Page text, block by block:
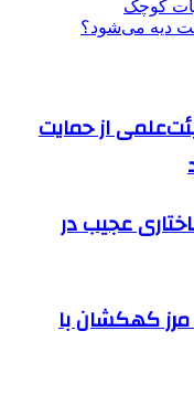
کوچک
دیه می‌شود؟
از حمایت
عجیب در
کهکشان با